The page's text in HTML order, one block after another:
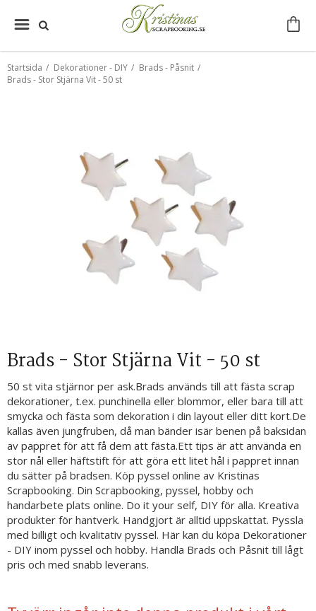
Startsida / Dekorationer - DIY / Brads - Påsnit /
Brads - Stor Stjärna Vit - 50 st
Brads - Stor Stjärna Vit - 50 st
50 st vita stjärnor per ask.Brads används till att fästa scrap
dekorationer, t.ex. punchinella eller blommor, eller bara till att
smycka och fästa som dekoration i din layout eller ditt kort.De
kallas även jungfruben, då man bänder isär benen på baksidan
av pappret för att få dem att fästa.Ett tips är att använda en
stor nål eller häftstift för att göra ett litet hål i pappret innan
du sätter på bradsen. Köp pyssel online av Kristinas
Scrapbooking. Din Scrapbooking, pyssel, hobby och
handarbete plats online. Do it your self, DIY för alla. Kreativa
produkter för hantverk. Handgjort är alltid uppskattat. Pyssla
med billigt och kvalitativ pyssel. Här kan du köpa Dekorationer
- DIY inom pyssel och hobby. Handla Brads och Påsnit till lågt
pris och med snabb leverans.